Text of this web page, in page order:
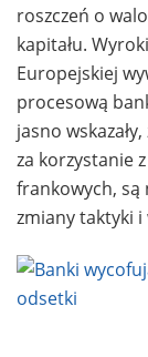
roszczeń o
kapitału.
Europejskiej
procesową
jasno
za korzystanie
frankowych, są
zmiany taktyki